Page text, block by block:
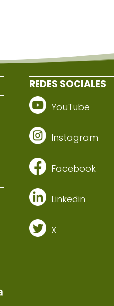
REDES SOCIALES
YouTube
Instagram
Facebook
Linkedin
X